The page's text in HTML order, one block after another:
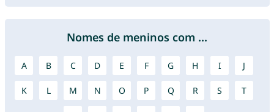
Nomes de meninos com ...
A B C D E F G H I J
K L M N O P Q R S T